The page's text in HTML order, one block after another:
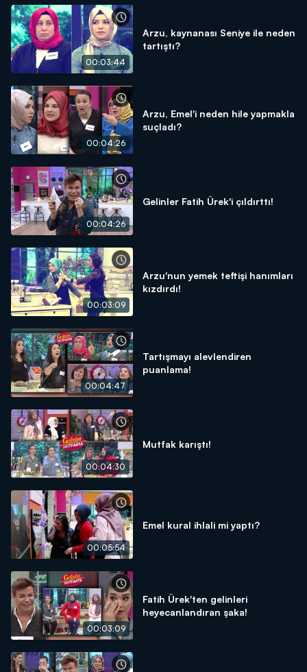
00:03:44
Arzu, kaynanası Seniye ile neden
tartıştı?
00:04:26
Arzu, Emel'i neden hile yapmakla
suçladı?
00:04:26
Gelinler Fatih Ürek'i çıldırttı!
00:03:09
Arzu'nun yemek teftişi hanımları
kızdırdı!
00:04:47
Tartışmayı alevlendiren
puanlama!
00:04:30
Mutfak karıştı!
00:05:54
Emel kural ihlali mi yaptı?
00:03:09
Fatih Ürek'ten gelinleri
heyecanlandıran şaka!